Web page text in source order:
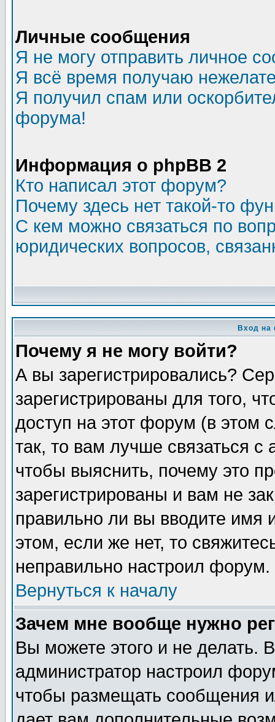
Личные сообщения
Я не могу отправить личное
Я всё время получаю
Я получил спам или
форума!
Информация о phpBB 2
Кто написал этот форум?
Почему здесь нет такой-то
С кем можно связаться по
юридических вопросов,
Вход на
Почему я не могу войти?
А вы зарегистрировались?
зарегистрированы для того,
доступ на этот форум (в этом
так, то вам лучше связаться
чтобы выяснить, почему это
зарегистрированы и вам не
правильно ли вы вводите
этом, если же нет, то
неправильно настроил форум.
Вернуться к началу
Зачем мне вообще нужно
Вы можете этого и не делать.
администратор настроил
чтобы размещать сообщения